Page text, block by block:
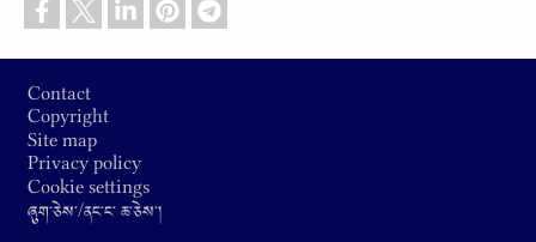
Footer
Contact
Copyright
Site map
Privacy policy
Cookie settings
ཞུག༌ཅེས༌/ནང༌ང༌ ཆ༌ཅེས༌།